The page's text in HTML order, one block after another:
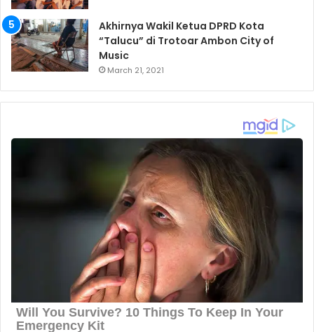
Akhirnya Wakil Ketua DPRD Kota
“Talucu” di Trotoar Ambon City of
Music
March 21, 2021